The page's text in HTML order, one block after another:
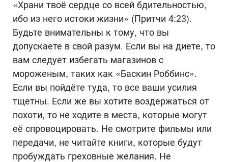
«Храни твоё сердце со всей бдительностью,
ибо из него истоки жизни» (Притчи 4:23).
Будьте внимательны к тому, что вы
допускаете в свой разум. Если вы на диете, то
вам следует избегать магазинов с
мороженым, таких как «Баскин Роббинс».
Если вы пойдёте туда, то все ваши усилия
тщетны. Если же вы хотите воздержаться от
похоти, то не ходите в места, которые могут
её спровоцировать. Не смотрите фильмы или
передачи, не читайте книги, которые будут
пробуждать греховные желания. Не